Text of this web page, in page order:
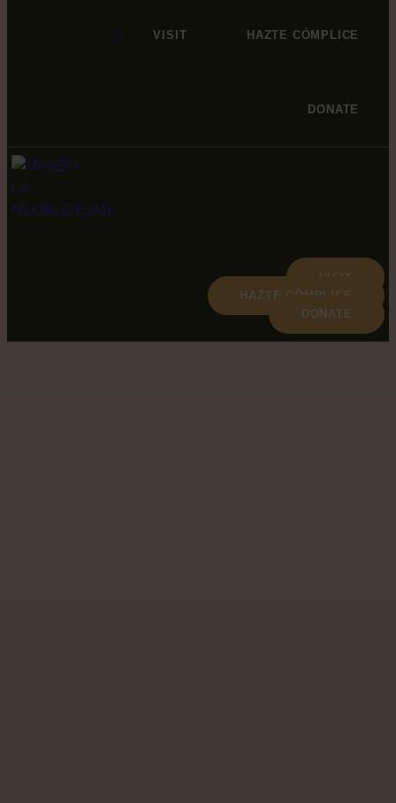
VISIT HAZTE CÓMPLICE
DONATE
VISIT
HAZTE CÓMPLICE
DONATE